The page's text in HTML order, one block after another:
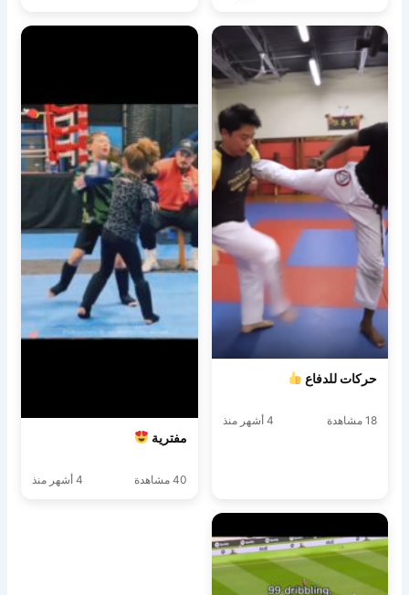
حركات للدفاع
18 مشاهدة 4 أشهر منذ
مفترية
40 مشاهدة 4 أشهر منذ